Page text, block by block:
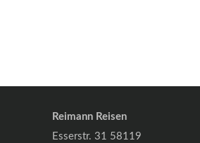
Reimann Reisen
Esserstr. 31 58119